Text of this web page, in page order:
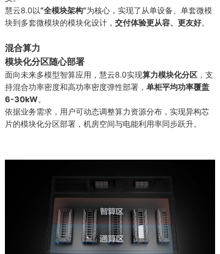
慧云8.0以“全模块架构”为核心，实现了从单设备、单套微模
块到多套微模块的模块化设计， 交付体验更从容、更友好。
混合算力
模块化分区随心部署
面向未来多模型智算应用，慧云8.0实现算力模块化分区 ，支
持混合功率密度和高功率密度弹性部署， 单柜平均功率覆盖
6-30kW。
依据业务需求，用户可动态调整算力资源分布，实现异构芯
片的模块化分区部署，机房空间与电能利用率同步跃升。